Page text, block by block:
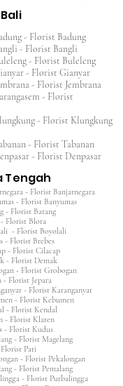
Bali
- Florist Badung
- Florist Bangli
- Florist Buleleng
- Florist Gianyar
- Florist Jembrana
- Florist
- Florist Klungkung
- Florist Tabanan
- Florist Denpasar
Tengah
- Florist Banjarnegara
- Florist Banyumas
- Florist Batang
- Florist Blora
- Florist Boyolali
- Florist Brebes
- Florist Cilacap
- Florist Demak
- Florist Grobogan
- Florist Jepara
- Florist Karanganyar
- Florist Kebumen
- Florist Kendal
- Florist Klaten
- Florist Kudus
- Florist Magelang
Florist Pati
- Florist Pekalongan
- Florist Pemalang
- Florist Purbalingga